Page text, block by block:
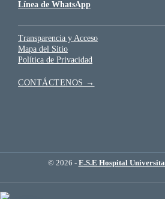
Línea de WhatsApp
Transparencia y Acceso
Mapa del Sitio
Política de Privacidad
CONTÁCTENOS →
© 2026 - E.S.E Hospital